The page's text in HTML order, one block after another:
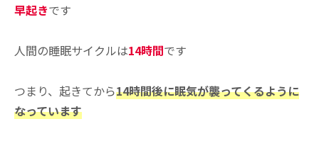
早起きです
人間の睡眠サイクルは14時間です
つまり、起きてから14時間後に眠気が襲ってくるように
なっています